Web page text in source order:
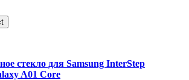
стекло для Samsung InterStep
A01 Core